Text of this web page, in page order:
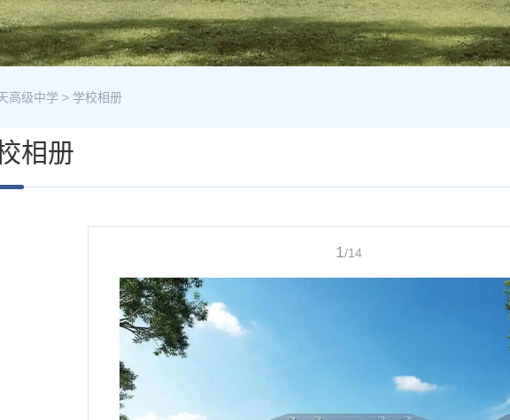
高级中学 > 学校相册
相册
1/14